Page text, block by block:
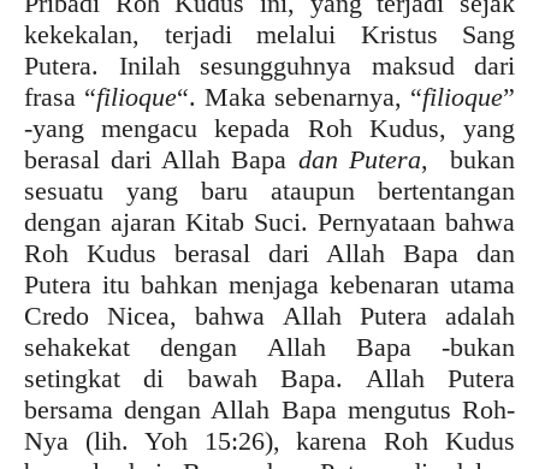
kekekalan, terjadi melalui Kristus Sang
Putera. Inilah sesungguhnya maksud dari
frasa “filioque“. Maka sebenarnya, “filioque”
-yang mengacu kepada Roh Kudus, yang
berasal dari Allah Bapa dan Putera, bukan
sesuatu yang baru ataupun bertentangan
dengan ajaran Kitab Suci. Pernyataan bahwa
Roh Kudus berasal dari Allah Bapa dan
Putera itu bahkan menjaga kebenaran utama
Credo Nicea, bahwa Allah Putera adalah
sehakekat dengan Allah Bapa -bukan
setingkat di bawah Bapa. Allah Putera
bersama dengan Allah Bapa mengutus Roh-
Nya (lih. Yoh 15:26), karena Roh Kudus